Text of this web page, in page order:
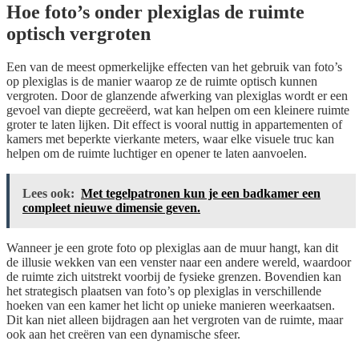
Hoe foto’s onder plexiglas de ruimte
optisch vergroten
Een van de meest opmerkelijke effecten van het gebruik van foto’s
op plexiglas is de manier waarop ze de ruimte optisch kunnen
vergroten. Door de glanzende afwerking van plexiglas wordt er een
gevoel van diepte gecreëerd, wat kan helpen om een kleinere ruimte
groter te laten lijken. Dit effect is vooral nuttig in appartementen of
kamers met beperkte vierkante meters, waar elke visuele truc kan
helpen om de ruimte luchtiger en opener te laten aanvoelen.
Lees ook: Met tegelpatronen kun je een badkamer een
compleet nieuwe dimensie geven.
Wanneer je een grote foto op plexiglas aan de muur hangt, kan dit
de illusie wekken van een venster naar een andere wereld, waardoor
de ruimte zich uitstrekt voorbij de fysieke grenzen. Bovendien kan
het strategisch plaatsen van foto’s op plexiglas in verschillende
hoeken van een kamer het licht op unieke manieren weerkaatsen.
Dit kan niet alleen bijdragen aan het vergroten van de ruimte, maar
ook aan het creëren van een dynamische sfeer.